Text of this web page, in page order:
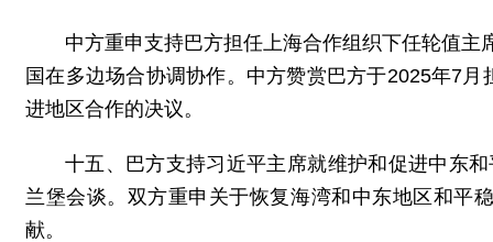
中方重申支持巴方担任上海合作组织下任轮值
国在多边场合协调协作。中方赞赏巴方于2025年7
进地区合作的决议。
十五、巴方支持习近平主席就维护和促进中东
兰堡会谈。双方重申关于恢复海湾和中东地区和平
献。